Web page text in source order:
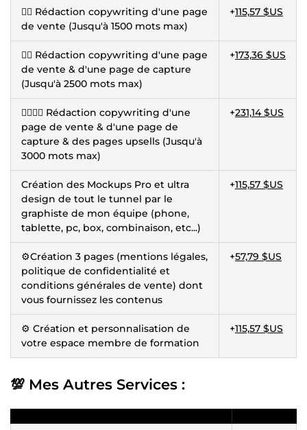
✍🏽 Rédaction copywriting d'une page
de vente (Jusqu'à 1500 mots max)
+115,57 $US
✍🏽 Rédaction copywriting d'une page
de vente & d'une page de capture
(Jusqu'à 2500 mots max)
+173,36 $US
✍🏽✍🏽 Rédaction copywriting d'une
page de vente & d'une page de
capture & des pages upsells (Jusqu'à
3000 mots max)
+231,14 $US
Création des Mockups Pro et ultra
design de tout le tunnel par le
graphiste de mon équipe (phone,
tablette, pc, box, combinaison, etc...)
+115,57 $US
⚙️Création 3 pages (mentions légales,
politique de confidentialité et
conditions générales de vente) dont
vous fournissez les contenus
+57,79 $US
⚙️ Création et personnalisation de
votre espace membre de formation
+115,57 $US
💯 Mes Autres Services :